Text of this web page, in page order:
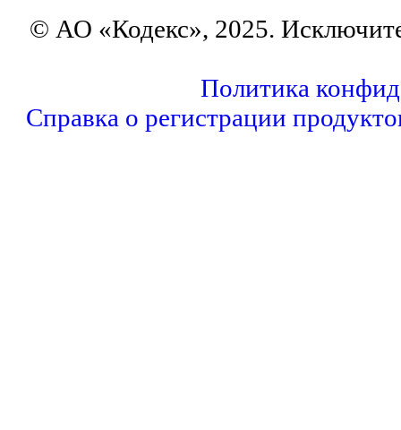
© АО «Кодекс», 2025.
Политика
Справка о регистрации